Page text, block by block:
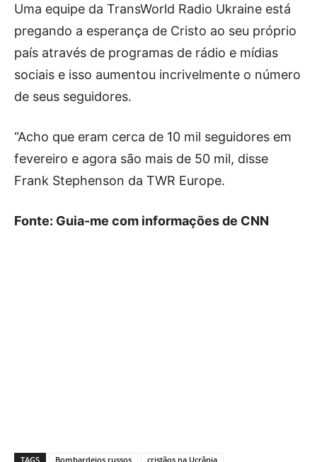
Uma equipe da TransWorld Radio Ukraine está
pregando a esperança de Cristo ao seu próprio
país através de programas de rádio e mídias
sociais e isso aumentou incrivelmente o número
de seus seguidores.
“Acho que eram cerca de 10 mil seguidores em
fevereiro e agora são mais de 50 mil, disse
Frank Stephenson da TWR Europe.
Fonte: Guia-me com informações de CNN
TAGS Bombardeios russos
cristãos na Ucrânia